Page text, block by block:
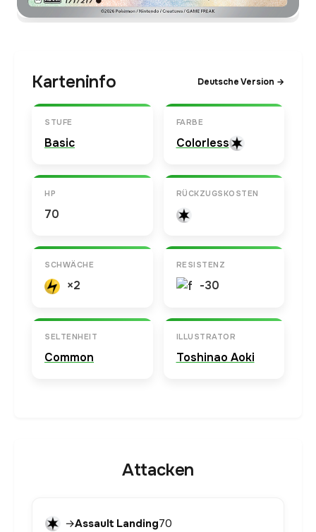
Karteninfo Deutsche Version →
STUFE
Basic
FARBE
Colorless
HP
70
RÜCKZUGSKOSTEN
SCHWÄCHE
×2
RESISTENZ
-30
SELTENHEIT
Common
ILLUSTRATOR
Toshinao Aoki
Attacken
→Assault Landing70